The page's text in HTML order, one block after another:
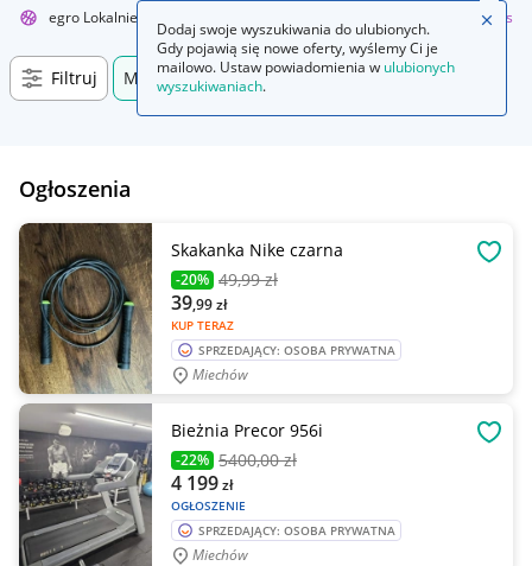
Allegro Lokalnie Trening fitness
Filtruj Miechów, Małopolskie, +0 km
Ogłoszenia
Skakanka Nike czarna
-20% 49,99 zł
KUP TERAZ
39,99zł
SPRZEDAJĄCY: OSOBA PRYWATNA
Miechów
Bieżnia Precor 956i
-22% 5400,00 zł
OGŁOSZENIE
4 199zł
SPRZEDAJĄCY: OSOBA PRYWATNA
Miechów
Dodaj swoje wyszukiwania do ulubionych.
Gdy pojawią się nowe oferty, wyślemy Ci je
mailowo. Ustaw powiadomienia w ulubionych
wyszukiwaniach.